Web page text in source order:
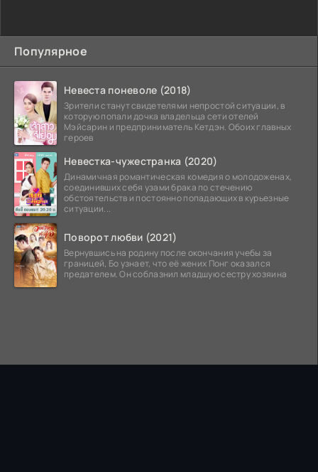
Популярное
Невеста поневоле (2018)
Зрители станут свидетелями непростой ситуации, в
которую попали дочка владельца сети отелей
Мэйсарин и предприниматель Кетдэн. Обоих главных
героев
Невестка-чужестранка (2020)
Динамичная романтическая комедия о молодоженах,
соединивших себя узами брака по стечению
обстоятельств и постоянно попадающих в курьезные
ситуации...
Поворот любви (2021)
Вернувшись на родину после окончания учебы за
границей, Бо узнает, что её жених Понг оказался
предателем. Он соблазнил младшую сестру хозяина